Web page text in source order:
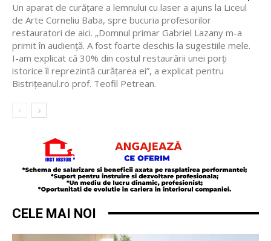
Un aparat de curățare a lemnului cu laser a ajuns la Liceul
de Arte Corneliu Baba, spre bucuria profesorilor
restauratori de aici. „Domnul primar Gabriel Lazany m-a
primit în audiență. A fost foarte deschis la sugestiile mele.
I-am explicat că 30% din costul restaurării unei porți
istorice îl reprezintă curățarea ei”, a explicat pentru
Bistrițeanul.ro prof. Teofil Petrean.
CELE MAI NOI